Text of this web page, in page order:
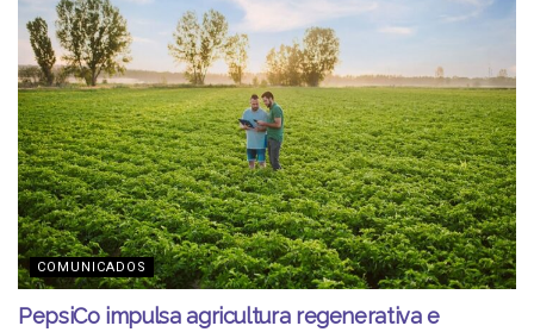
COMUNICADOS
PepsiCo impulsa agricultura regenerativa e